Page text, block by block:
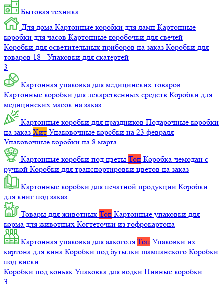
Бытовая техника
Для дома Картонные коробки для ламп Картонные
коробки для часов Картонные коробочки для свечей
Коробки для осветительных приборов на заказ Коробки для
товаров 18+ Упаковки для скатертей
3
Картонная упаковка для медицинских товаров
Картонные коробки для лекарственных средств Коробки для
медицинских масок на заказ
Картонные коробки для праздников Подарочные коробки
на заказ Хит Упаковочные коробки на 23 февраля
Упаковочные коробки на 8 марта
Картонные коробки под цветы Топ Коробка-чемодан с
ручкой Коробки для транспортировки цветов на заказ
Картонные коробки для печатной продукции Коробки
для книг под заказ
Товары для животных Топ Картонные упаковки для
корма для животных Когтеточки из гофрокартона
Картонная упаковка для алкоголя Топ Упаковки из
картона для вина Коробки под бутылки шампанского Коробки
под виски
Коробки под коньяк Упаковка для водки Пивные коробки
3